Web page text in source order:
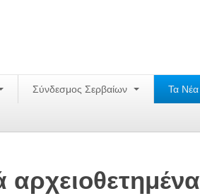
Σύνδεσμος Σερβαίων Τα Νέα
αρχειοθετημένα